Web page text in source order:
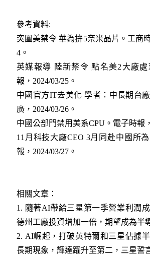
參考資料:
突圍美禁令 華為拚5奈米晶片。工商
4。
英媒報導 陸新禁令 點名美2大廠
報，2024/03/25 。
中國官方IT去美化 學者：中長期台
廣，2024/03/26 。
中國公部門禁用美系CPU。電子時報
11月科技大廠CEO 3月同赴中國所
報，2024/03/27 。
相關文章：
1. 隨著AI帶給三星第一季營業利潤
德州工廠投資增加一倍，期望成為半
2. AI崛起，打破英特爾和三星佔據
長期現象，輝達躍升至第二，三星誓